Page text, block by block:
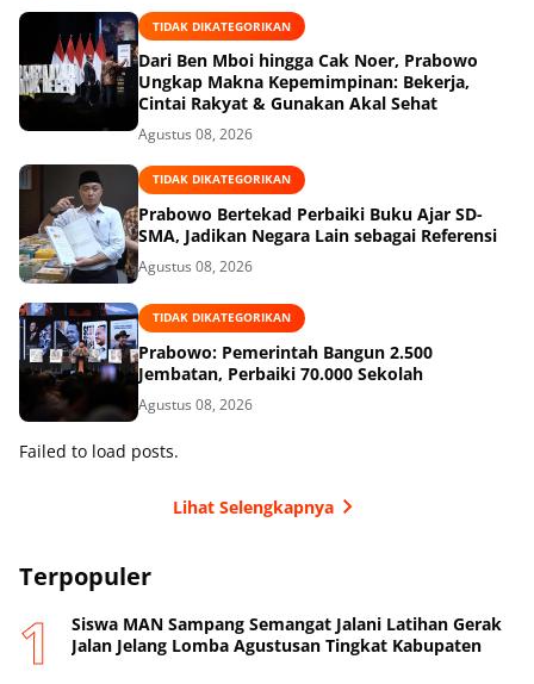
TIDAK DIKATEGORIKAN
Dari Ben Mboi hingga Cak Noer, Prabowo
Ungkap Makna Kepemimpinan: Bekerja,
Cintai Rakyat & Gunakan Akal Sehat
Agustus 08, 2026
TIDAK DIKATEGORIKAN
Prabowo Bertekad Perbaiki Buku Ajar SD-
SMA, Jadikan Negara Lain sebagai Referensi
Agustus 08, 2026
TIDAK DIKATEGORIKAN
Prabowo: Pemerintah Bangun 2.500
Jembatan, Perbaiki 70.000 Sekolah
Agustus 08, 2026
Failed to load posts.
Lihat Selengkapnya
Terpopuler
Siswa MAN Sampang Semangat Jalani Latihan Gerak
Jalan Jelang Lomba Agustusan Tingkat Kabupaten